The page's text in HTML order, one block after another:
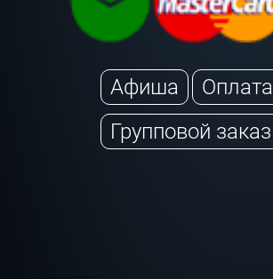
Афиша Оплата
Групповой заказ